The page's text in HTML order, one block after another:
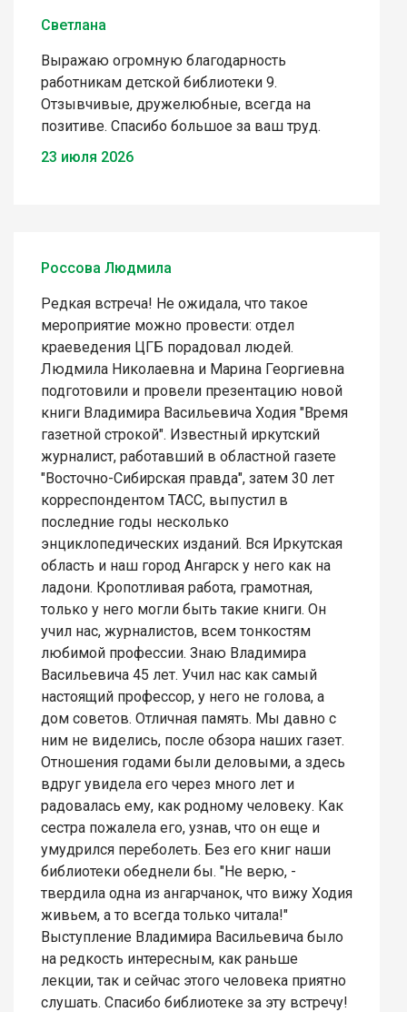
Светлана
Выражаю огромную благодарность
работникам детской библиотеки 9.
Отзывчивые, дружелюбные, всегда на
позитиве. Спасибо большое за ваш труд.
23 июля 2026
Россова Людмила
Редкая встреча! Не ожидала, что такое
мероприятие можно провести: отдел
краеведения ЦГБ порадовал людей.
Людмила Николаевна и Марина Георгиевна
подготовили и провели презентацию новой
книги Владимира Васильевича Ходия "Время
газетной строкой". Известный иркутский
журналист, работавший в областной газете
"Восточно-Сибирская правда", затем 30 лет
корреспондентом ТАСС, выпустил в
последние годы несколько
энциклопедических изданий. Вся Иркутская
область и наш город Ангарск у него как на
ладони. Кропотливая работа, грамотная,
только у него могли быть такие книги. Он
учил нас, журналистов, всем тонкостям
любимой профессии. Знаю Владимира
Васильевича 45 лет. Учил нас как самый
настоящий профессор, у него не голова, а
дом советов. Отличная память. Мы давно с
ним не виделись, после обзора наших газет.
Отношения годами были деловыми, а здесь
вдруг увидела его через много лет и
радовалась ему, как родному человеку. Как
сестра пожалела его, узнав, что он еще и
умудрился переболеть. Без его книг наши
библиотеки обеднели бы. "Не верю, -
твердила одна из ангарчанок, что вижу Ходия
живьем, а то всегда только читала!"
Выступление Владимира Васильевича было
на редкость интересным, как раньше
лекции, так и сейчас этого человека приятно
слушать. Спасибо библиотеке за эту встречу!